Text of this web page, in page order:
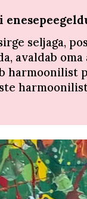
seljaga,
avaldab
harmoonilist